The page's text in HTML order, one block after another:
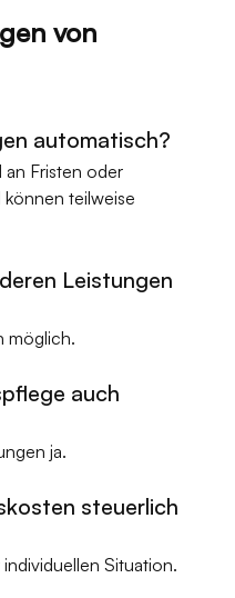
von
automatisch?
an Fristen oder
teilweise
Leistungen
möglich.
auch
ja.
steuerlich
Situation.